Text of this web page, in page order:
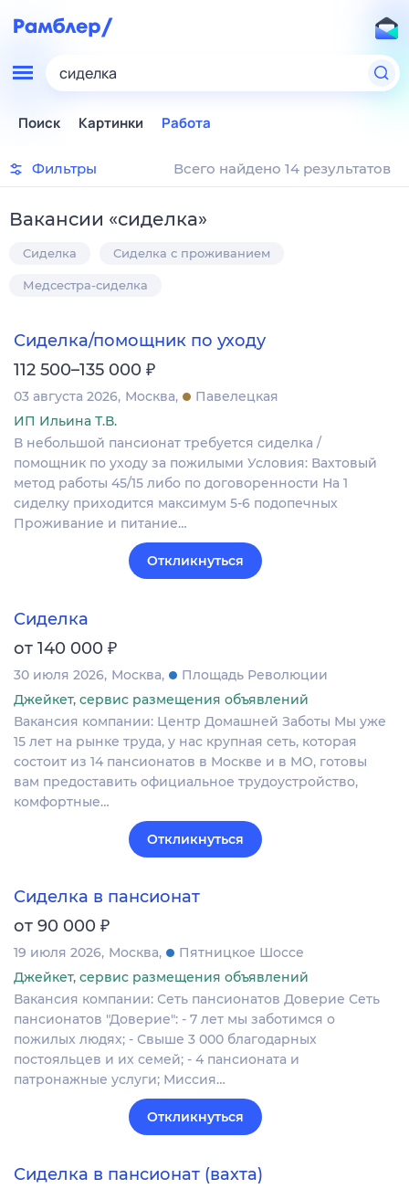
сиделка
Поиск Картинки Работа
Фильтры Всего найдено 14 результатов
Вакансии «сиделка»
Сиделка Сиделка с проживанием
Медсестра-сиделка
Сиделка/помощник по уходу
112 500–135 000 ₽
03 августа 2026 Москва
Павелецкая
ИП Ильина Т.В.
В небольшой пансионат требуется сиделка /
помощник по уходу за пожилыми Условия: Вахтовый
метод работы 45/15 либо по договоренности На 1
сиделку приходится максимум 5-6 подопечных
Проживание и питание…
Откликнуться
Сиделка
от 140 000 ₽
30 июля 2026 Москва
Площадь Революции
Джейкет, сервис размещения объявлений
Вакансия компании: Центр Домашней Заботы Мы уже
15 лет на рынке труда, у нас крупная сеть, которая
состоит из 14 пансионатов в Москве и в МО, готовы
вам предоставить официальное трудоустройство,
комфортные…
Откликнуться
Сиделка в пансионат
от 90 000 ₽
19 июля 2026 Москва
Пятницкое Шоссе
Джейкет, сервис размещения объявлений
Вакансия компании: Сеть пансионатов Доверие Сеть
пансионатов "Доверие": - 7 лет мы заботимся о
пожилых людях; - Свыше 3 000 благодарных
постояльцев и их семей; - 4 пансионата и
патронажные услуги; Миссия…
Откликнуться
Сиделка в пансионат (вахта)